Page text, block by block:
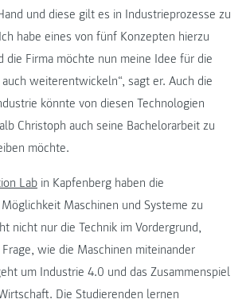
und diese gilt es in Industrieprozesse zu
habe eines von fünf Konzepten hierzu
die Firma möchte nun meine Idee für die
weiterentwickeln“, sagt er. Auch die
könnte von diesen Technologien
Christoph auch seine Bachelorarbeit zu
möchte.
Lab in Kapfenberg haben die
Maschinen und Systeme zu
nicht nur die Technik im Vordergrund,
wie die Maschinen miteinander
um Industrie 4.0 und das Zusammenspiel
Die Studierenden lernen